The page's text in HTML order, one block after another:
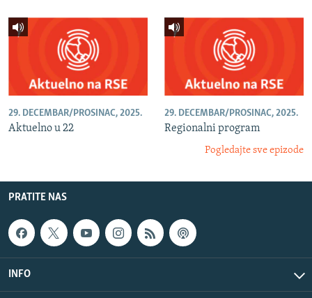
29. DECEMBAR/PROSINAC, 2025.
Aktuelno u 22
29. DECEMBAR/PROSINAC, 2025.
Regionalni program
Pogledajte sve epizode
PRATITE NAS
INFO